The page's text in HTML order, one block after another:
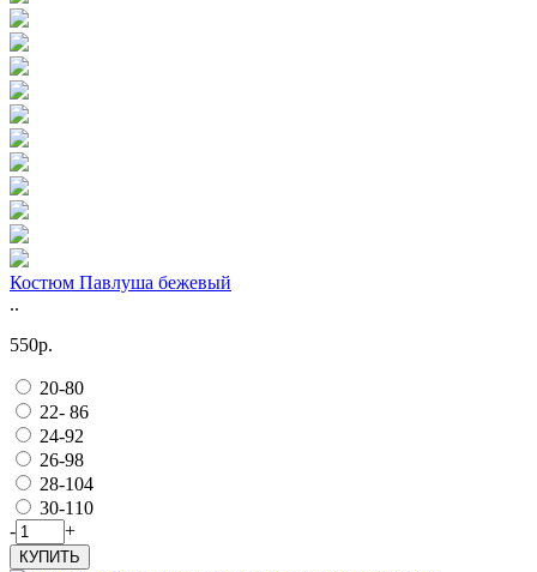
Костюм Павлуша бежевый
..
550р.
20-80
22- 86
24-92
26-98
28-104
30-110
-
+
КУПИТЬ